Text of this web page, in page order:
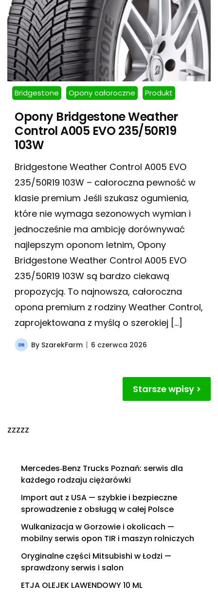
Bridgestone Opony całoroczne Produkt
Opony Bridgestone Weather
Control A005 EVO 235/50R19
103W
Bridgestone Weather Control A005 EVO
235/50R19 103W – całoroczna pewność w
klasie premium Jeśli szukasz ogumienia,
które nie wymaga sezonowych wymian i
jednocześnie ma ambicję dorównywać
najlepszym oponom letnim, Opony
Bridgestone Weather Control A005 EVO
235/50R19 103W są bardzo ciekawą
propozycją. To najnowsza, całoroczna
opona premium z rodziny Weather Control,
zaprojektowana z myślą o szerokiej […]
By SzarekFarm 6 czerwca 2026
Starsze wpisy
zzzzz
Mercedes‑Benz Trucks Poznań: serwis dla
każdego rodzaju ciężarówki
Import aut z USA — szybkie i bezpieczne
sprowadzenie z obsługą w całej Polsce
Wulkanizacja w Gorzowie i okolicach —
mobilny serwis opon TIR i maszyn rolniczych
Oryginalne części Mitsubishi w Łodzi —
sprawdzony serwis i salon
ETJA OLEJEK LAWENDOWY 10 ML